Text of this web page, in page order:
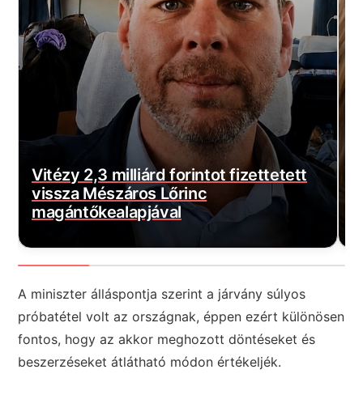
Vitézy 2,3 milliárd forintot fizettetett
vissza Mészáros Lőrinc
magántőkealapjával
A miniszter álláspontja szerint a járvány súlyos
próbatétel volt az országnak, éppen ezért különösen
fontos, hogy az akkor meghozott döntéseket és
beszerzéseket átlátható módon értékeljék.